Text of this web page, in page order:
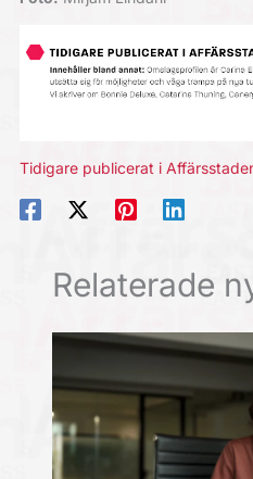
Tidigare publicerat i
Relaterade